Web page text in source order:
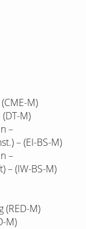
M)
M)
–
– (EI-BS-M)
–
– (IW-BS-M)
(RED-M)
M)